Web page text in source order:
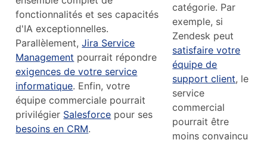
fonctionnalités et ses capacités
d'IA exceptionnelles.
Parallèlement,Jira Service
Management pourrait répondre
exigences de votre service
informatique. Enfin, votre
équipe commerciale pourrait
privilégier Salesforce pour ses
besoins en CRM.
catégorie. Par
exemple, si
Zendesk peut
satisfaire votre
équipe de
support client, le
service
commercial
pourrait être
moins convaincu